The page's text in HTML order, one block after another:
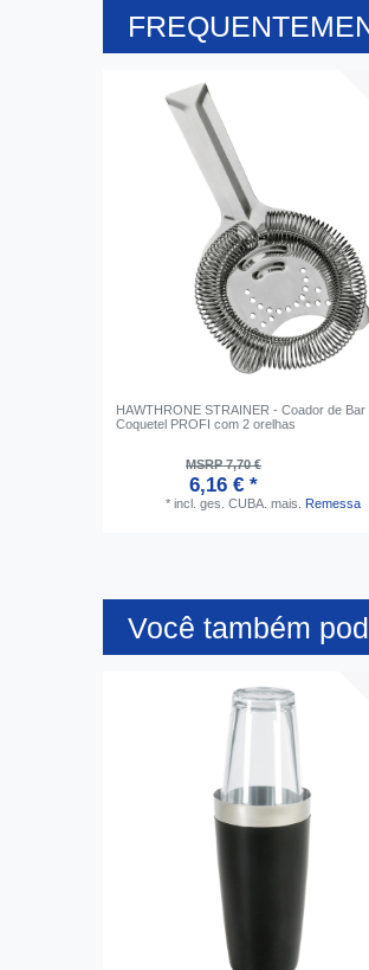
HAWTHRONE STRAINER - Coador de Bar
Coquetel PROFI com 2 orelhas
MSRP 7,70 €
6,16 € *
* incl. ges. CUBA. mais. Remessa
Você também